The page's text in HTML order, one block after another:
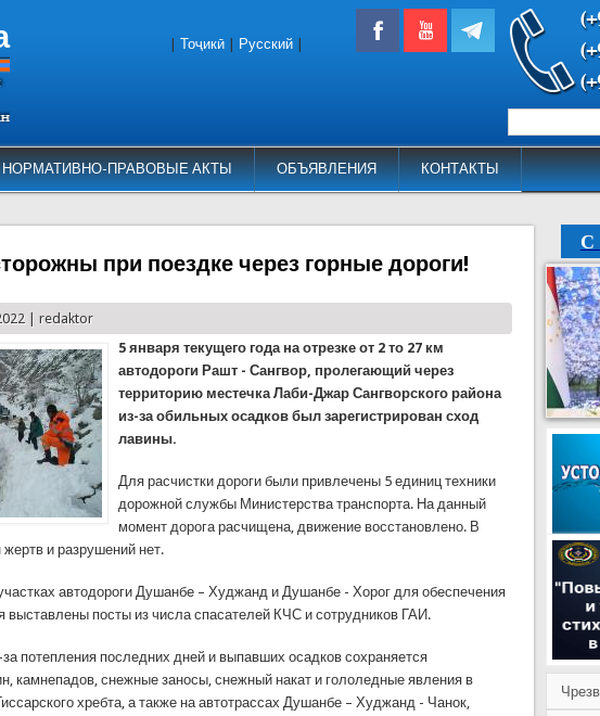
НОРМАТИВНО-ПРАВОВЫЕ АКТЫ ОБЪЯВЛЕНИЯ КОНТАКТЫ
Форма
Тоҷикӣ Русский
при поездке через горные дороги!
|redaktor
5 января текущего года на отрезке от 2 то 27 км
автодороги Рашт - Сангвор, пролегающий через
территорию местечка Лаби-Джар Сангворского района
из-за обильных осадков был зарегистрирован сход
лавины.
Для расчистки дороги были привлечены 5 единиц техники
дорожной службы Министерства транспорта. На данный
момент дорога расчищена, движение восстановлено. В
и разрушений нет.
автодороги Душанбе – Худжанд и Душанбе - Хорог для обеспечения
выставлены посты из числа спасателей КЧС и сотрудников ГАИ.
потепления последних дней и выпавших осадков сохраняется
камнепадов, снежные заносы, снежный накат и гололедные явления в
хребта, а также на автотрассах Душанбе – Худжанд - Чанок,
С